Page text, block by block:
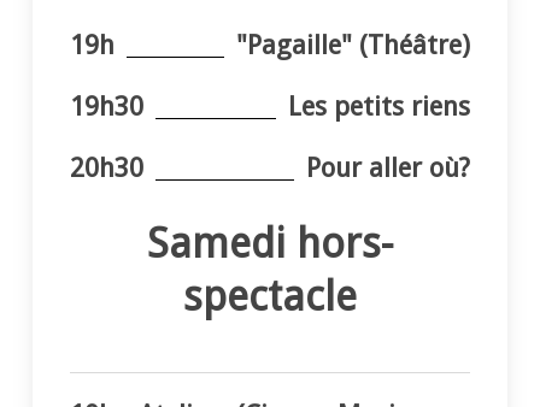
19h "Pagaille" (Théâtre)
19h30 Les petits riens
20h30 Pour aller où?
Samedi hors-
spectacle